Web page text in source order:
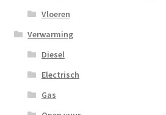
Vloeren
Verwarming
Diesel
Electrisch
Gas